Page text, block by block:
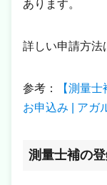
あります。
詳しい申請方法
参考：
【測量
お申込み | アガ
測量士補の